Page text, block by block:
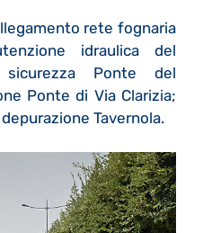
rete fognaria
idraulica del
Ponte del
Ponte di Via Clarizia;
Tavernola.